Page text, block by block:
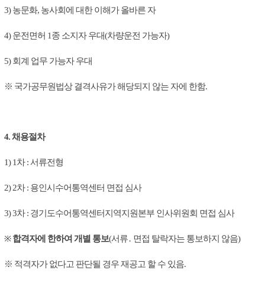
3) 농문화, 농사회에 대한 이해가 올바른 자
4) 운전면허 1종 소지자 우대(차량운전 가능자)
5) 회계 업무 가능자 우대
※ 국가공무원법상 결격사유가 해당되지 않는 자에 한함.
4. 채용절차
1) 1차 : 서류전형
2) 2차 : 용인시수어통역센터 면접 심사
3) 3차 : 경기도수어통역센터지역지원본부 인사위원회 면접 심사
※합격자에 한하여 개별 통보(서류․ 면접 탈락자는 통보하지 않음)
※ 적격자가 없다고 판단될 경우 재공고 할 수 있음.